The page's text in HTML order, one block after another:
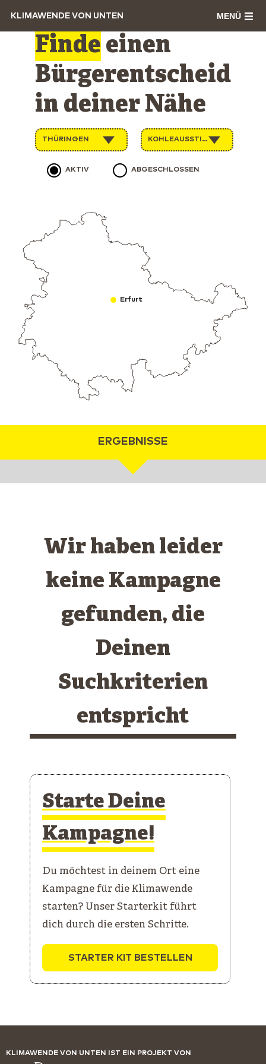
KLIMAWENDE VON UNTEN MENÜ
Erfurt
Finde einen
Bürgerentscheid
in deiner Nähe
THÜRINGEN KOHLEAUSSTIEG
AKTIV ABGESCHLOSSEN
ERGEBNISSE
Wir haben leider
keine Kampagne
gefunden, die
Deinen
Suchkriterien
entspricht
Starte Deine
Kampagne!
Du möchtest in deinem Ort eine
Kampagne für die Klimawende
starten? Unser Starterkit führt
dich durch die ersten Schritte.
STARTER KIT BESTELLEN
KLIMAWENDE VON UNTEN IST EIN PROJEKT VON